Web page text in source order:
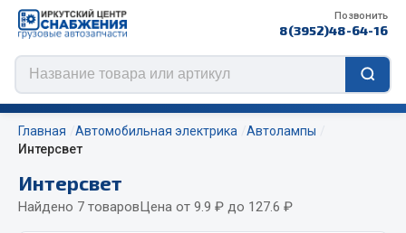
Позвонить
8(3952)48-64-16
Цепи противоскольжения
Главная Автомобильная электрика
Автолампы
Интерсвет
Интерсвет
Найдено 7 товаровЦена от 9.9 ₽ до 127.6 ₽